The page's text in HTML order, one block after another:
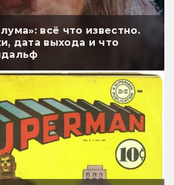
всё что известно.
дата выхода и что